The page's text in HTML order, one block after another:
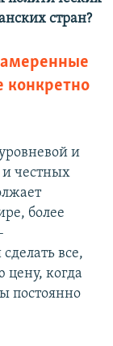
стран?
конкретно
и
честных
более
все,
цену, когда
постоянно